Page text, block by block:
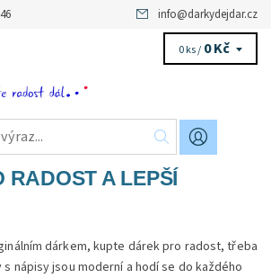
info@darkydejdar.cz
0 ks / 0 Kč
RADOST A LEPŠÍ
dárkem, kupte dárek pro radost, třeba
nápisy jsou moderní a hodí se do každého